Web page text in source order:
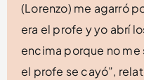
(Lorenzo) me agarró
era el profe y yo abrí
encima porque no me
el profe se cayó”,